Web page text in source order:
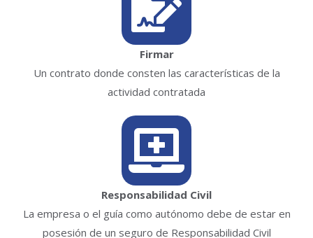
Firmar
Un contrato donde consten las características de la
actividad contratada
Responsabilidad Civil
La empresa o el guía como autónomo debe de estar en
posesión de un seguro de Responsabilidad Civil